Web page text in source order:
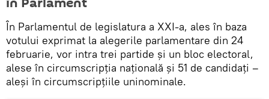
În Parlamentul de legislatura a XXI-a, ales în baza
votului exprimat la alegerile parlamentare din 24
februarie, vor intra trei partide și un bloc electoral,
alese în circumscripția națională și 51 de candidați –
aleși în circumscripțiile uninominale.